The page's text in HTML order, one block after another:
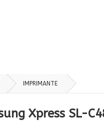
IMPRIMANTE
Xpress SL-